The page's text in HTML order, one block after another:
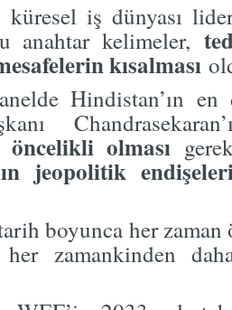
iş dünyası
anahtar kelimeler,
kısalması
Hindistan’ın
olması
jeopolitik
boyunca her
her zamankinden